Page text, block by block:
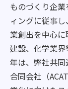
ものづくり企
ィングに従事
業創出を中心に
建設、化学業
年は、弊社共
合同会社（